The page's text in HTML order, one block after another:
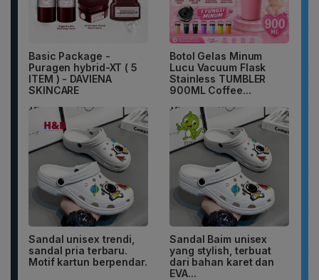
Basic Package -
Puragen hybrid-XT ( 5
ITEM ) - DAVIENA
SKINCARE
Botol Gelas Minum
Lucu Vacuum Flask
Stainless TUMBLER
900ML Coffee...
Sandal unisex trendi,
sandal pria terbaru.
Motif kartun berpendar.
Sandal Baim unisex
yang stylish, terbuat
dari bahan karet dan
EVA...